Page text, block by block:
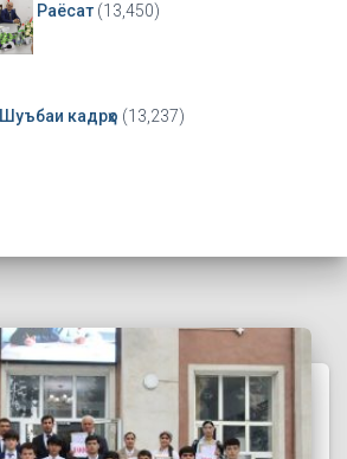
Раёсат (13,450)
Шуъбаи кадрҳо (13,237)